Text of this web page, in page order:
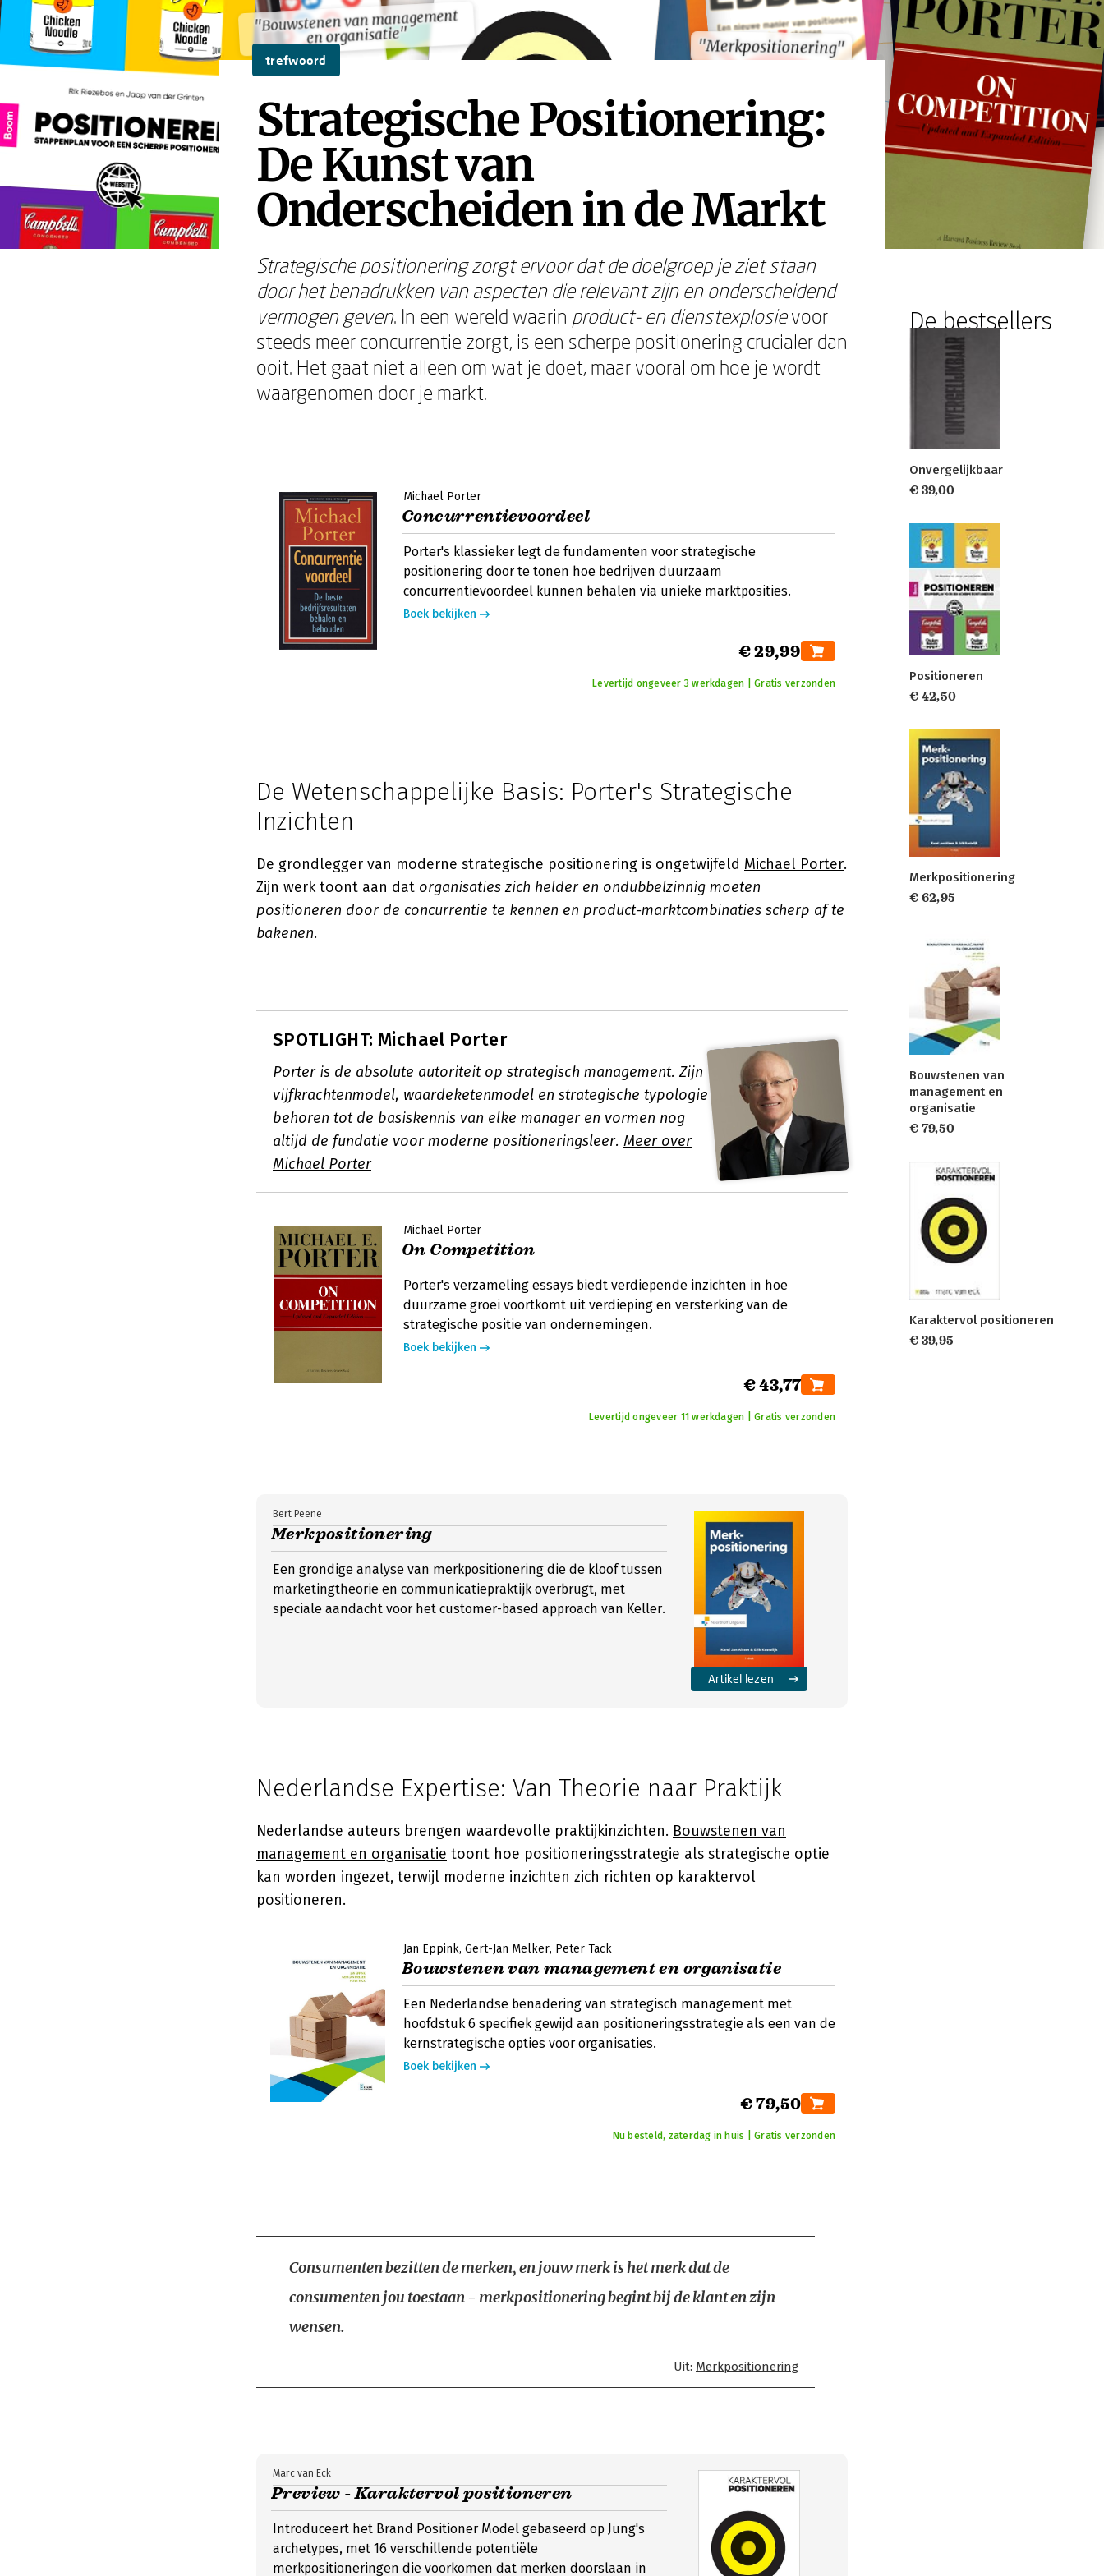
"Bouwstenen van management
en organisatie"
"Merkpositionering"
"Bouwstenen van management
en organisatie"
"Merkpositionering"
trefwoord
Strategische Positionering:
De Kunst van
Onderscheiden in de Markt
Strategische positionering zorgt ervoor dat de doelgroep je ziet staan
door het benadrukken van aspecten die relevant zijn en onderscheidend
vermogen geven. In een wereld waarin product- en dienstexplosievoor
steeds meer concurrentie zorgt, is een scherpe positionering crucialer dan
ooit. Het gaat niet alleen om wat je doet, maar vooral om hoe je wordt
waargenomen door je markt.
Michael Porter
Concurrentievoordeel
Porter's klassieker legt de fundamenten voor strategische
positionering door te tonen hoe bedrijven duurzaam
concurrentievoordeel kunnen behalen via unieke marktposities.
Boek bekijken
€ 29,99
Levertijd ongeveer 3 werkdagen | Gratis verzonden
De Wetenschappelijke Basis: Porter's Strategische
Inzichten
De grondlegger van moderne strategische positionering is ongetwijfeld Michael Porter.
Zijn werk toont aan dat organisaties zich helder en ondubbelzinnig moeten
positioneren door de concurrentie te kennen en product-marktcombinaties scherp af te
bakenen.
SPOTLIGHT: Michael Porter
Porter is de absolute autoriteit op strategisch management. Zijn
vijfkrachtenmodel, waardeketenmodel en strategische typologie
behoren tot de basiskennis van elke manager en vormen nog
altijd de fundatie voor moderne positioneringsleer. Meer over
Michael Porter
Michael Porter
On Competition
Porter's verzameling essays biedt verdiepende inzichten in hoe
duurzame groei voortkomt uit verdieping en versterking van de
strategische positie van ondernemingen.
Boek bekijken
€ 43,77
Levertijd ongeveer 11 werkdagen | Gratis verzonden
Merkpositionering
Bert Peene
Een grondige analyse van merkpositionering die de kloof tussen
marketingtheorie en communicatiepraktijk overbrugt, met
speciale aandacht voor het customer-based approach van Keller.
Artikel lezen
Nederlandse Expertise: Van Theorie naar Praktijk
Nederlandse auteurs brengen waardevolle praktijkinzichten. Bouwstenen van
management en organisatie toont hoe positioneringsstrategie als strategische optie
kan worden ingezet, terwijl moderne inzichten zich richten op karaktervol
positioneren.
Jan Eppink Gert-Jan Melker Peter Tack
Bouwstenen van management en organisatie
Een Nederlandse benadering van strategisch management met
hoofdstuk 6 specifiek gewijd aan positioneringsstrategie als een van de
kernstrategische opties voor organisaties.
Boek bekijken
€ 79,50
Nu besteld, zaterdag in huis | Gratis verzonden
Consumenten bezitten de merken, en jouw merk is het merk dat de
consumenten jou toestaan - merkpositionering begint bij de klant en zijn
wensen.
Uit: Merkpositionering
Preview - Karaktervol positioneren
Marc van Eck
Introduceert het Brand Positioner Model gebaseerd op Jung's
archetypes, met 16 verschillende potentiële
merkpositioneringen die voorkomen dat merken doorslaan in
De bestsellers
Onvergelijkbaar
€ 39,00
Positioneren
€ 42,50
Merkpositionering
€ 62,95
Bouwstenen van
management en
organisatie
€ 79,50
Karaktervol positioneren
€ 39,95